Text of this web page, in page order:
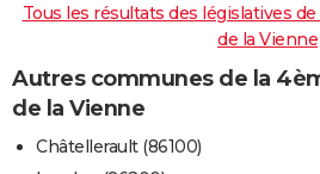
Tous les résultats des législatives
de la Vienne
Autres communes de la
de la Vienne
Châtellerault (86100)